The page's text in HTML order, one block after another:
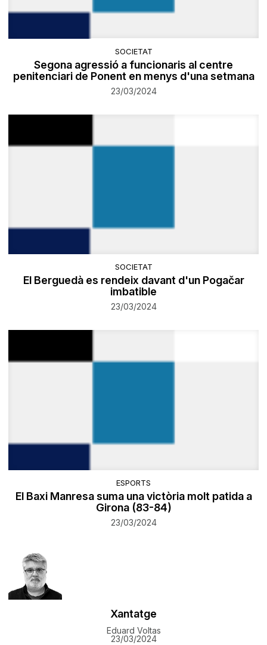
SOCIETAT
Segona agressió a funcionaris al centre
penitenciari de Ponent en menys d'una setmana
23/03/2024
SOCIETAT
El Berguedà es rendeix davant d'un Pogačar
imbatible
23/03/2024
ESPORTS
El Baxi Manresa suma una victòria molt patida a
Girona (83-84)
23/03/2024
Xantatge
Eduard Voltas
23/03/2024